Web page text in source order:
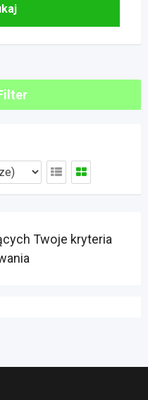
Twoje kryteria